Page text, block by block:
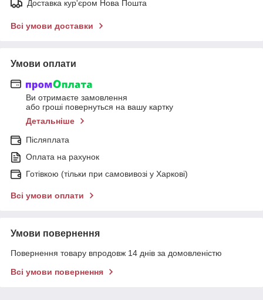
Доставка кур'єром Нова Пошта
Всі умови доставки
Умови оплати
Ви отримаєте замовлення
або гроші повернуться на вашу картку
Детальніше
Післяплата
Оплата на рахунок
Готівкою (тільки при самовивозі у Харкові)
Всі умови оплати
Умови повернення
Повернення товару впродовж 14 днів за домовленістю
Всі умови повернення